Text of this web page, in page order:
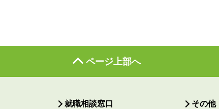
ページ上部へ
就職相談窓口
その他